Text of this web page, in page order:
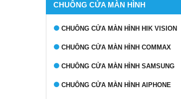
CHUÔNG CỬA MÀN HÌNH
CHUÔNG CỬA MÀN HÌNH HIK VISION
CHUÔNG CỬA MÀN HÌNH COMMAX
CHUÔNG CỬA MÀN HÌNH SAMSUNG
CHUÔNG CỬA MÀN HÌNH AIPHONE